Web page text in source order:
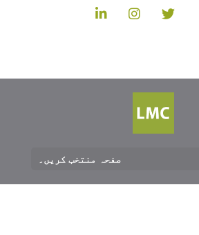
صفحہ منتخب کریں۔